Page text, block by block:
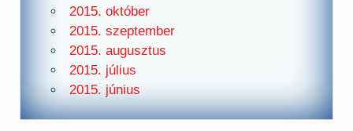
2015. október
2015. szeptember
2015. augusztus
2015. július
2015. június